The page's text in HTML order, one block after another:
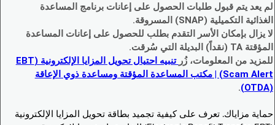
لم يعد يتم قبول طلبات الحصول على إعانات برنامج المساعدة
الغذائية التكميلية (SNAP) المسروقة.
لا يزال بإمكان الأسر التقدم بطلب للحصول على إعانات المساعدة
المؤقتة TA (نقداً) البديلة التي سُرقت.
للمزيد من المعلومات، زُر
تنبيه احتيال تحويل المزايا الإلكترونية (EBT
Scam Alert) | مكتب المساعدة المؤقتة ومساعدة ذوي الإعاقة
(OTDA)
.
حماية مزاياك. تعرف على كيفية تجميد بطاقة تحويل المزايا الإلكترونية